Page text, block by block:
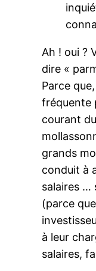
Ah ! oui ?
dire «
Parce
fréquente
courant
grands
conduit à
salaires …
(parce
à leur
salaires,